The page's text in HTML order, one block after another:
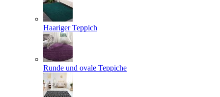
Haariger Teppich
Runde und ovale Teppiche